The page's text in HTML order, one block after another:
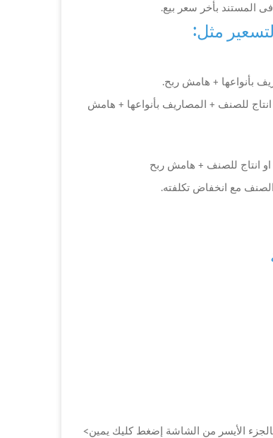
المستند بأخر سعر بيع.
مثل:
بأنواعها + هامش ربح.
للصنف + المصاريف بأنواعها + هامش
انتاج للصنف + هامش ربح
مع انخفاض تكلفته.
الأيسر من الشاشة إضغط كليك يمين>